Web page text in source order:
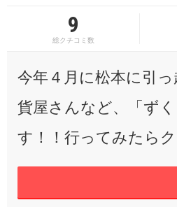
9
総クチコミ数
今年４月に松本に引
貨屋さんなど、「ず
す！！行ってみたら